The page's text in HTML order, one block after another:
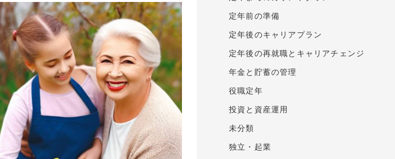
定年前の準備
定年後のキャリアプラン
定年後の再就職とキャリアチェンジ
年金と貯蓄の管理
役職定年
投資と資産運用
未分類
独立・起業